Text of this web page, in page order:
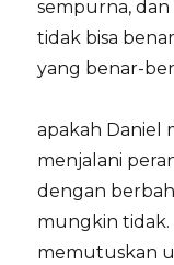
sempurna,
tidak bisa
yang benar-
apakah
menjalani
dengan
mungkin tidak.
memutuskan